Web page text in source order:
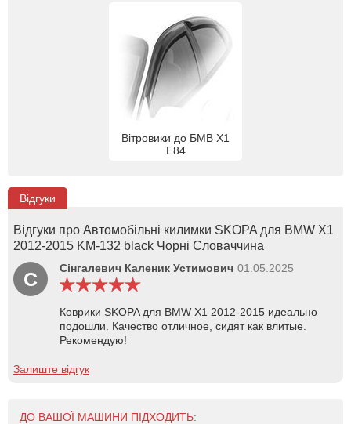
Вітровики до БМВ X1
Е84
Відгуки
Відгуки про Автомобільні килимки SKOPA для BMW X1
2012-2015 KM-132 black Чорні Словаччина
С Сінгалевич Каленик Устимович 01.05.2025
Коврики SKOPA для BMW X1 2012-2015 идеально
подошли. Качество отличное, сидят как влитые.
Рекомендую!
Залиште відгук
ДО ВАШОЇ МАШИНИ ПІДХОДИТЬ: